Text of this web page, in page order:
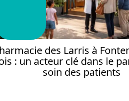
des Larris à
: un acteur clé dans le
soin des patients